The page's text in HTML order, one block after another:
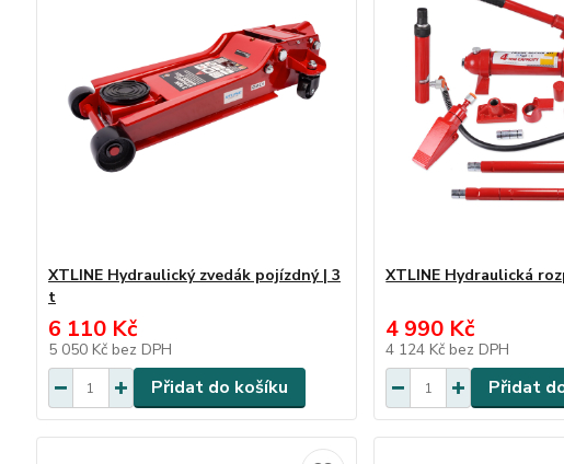
XTLINE Hydraulický zvedák pojízdný | 3
t
6 110 Kč
5 050 Kč bez DPH
Přidat do košíku
XTLINE Hydraulická
4 990 Kč
4 124 Kč bez DPH
Přidat